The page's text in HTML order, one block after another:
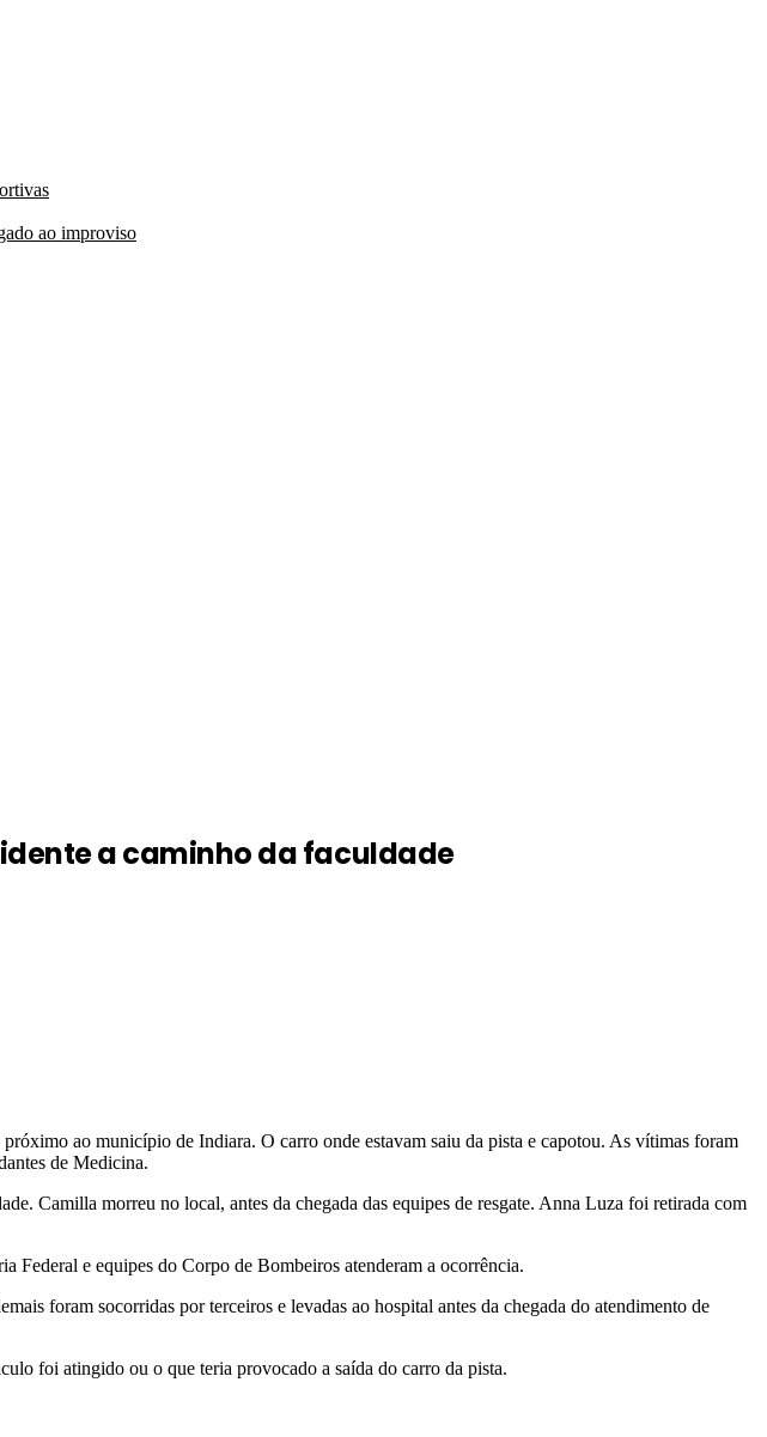
ao improviso
a caminho da faculdade
ao município de Indiara. O carro onde estavam saiu da pista e capotou. As vítimas foram
de Medicina.
Camilla morreu no local, antes da chegada das equipes de resgate. Anna Luza foi retirada com
Federal e equipes do Corpo de Bombeiros atenderam a ocorrência.
foram socorridas por terceiros e levadas ao hospital antes da chegada do atendimento de
foi atingido ou o que teria provocado a saída do carro da pista.